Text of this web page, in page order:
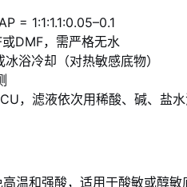
= 1:1:1.1:0.05–0.1
DMF，需严格无水
浴冷却（对热敏感底物）
，滤液依次用稀酸、碱、盐
温和强酸，适用于酸敏或醇敏